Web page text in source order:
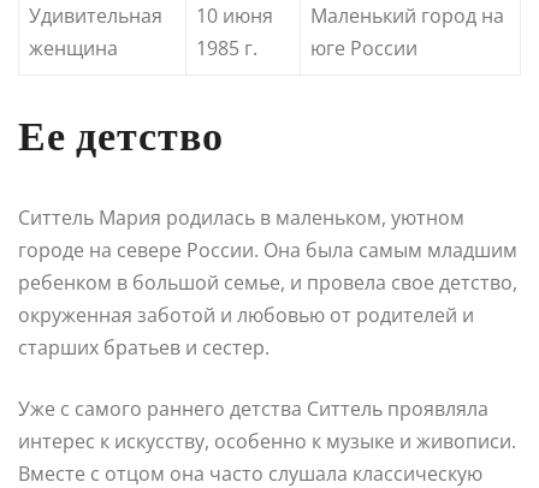
Удивительная
женщина
10 июня
1985 г.
Маленький город на
юге России
Ее детство
Ситтель Мария родилась в маленьком, уютном
городе на севере России. Она была самым младшим
ребенком в большой семье, и провела свое детство,
окруженная заботой и любовью от родителей и
старших братьев и сестер.
Уже с самого раннего детства Ситтель проявляла
интерес к искусству, особенно к музыке и живописи.
Вместе с отцом она часто слушала классическую